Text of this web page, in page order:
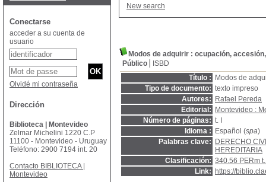
New search
Modos de adquirir : ocupación,
Público
ISBD
Título :
Modos de
Tipo de documento: texto impreso
Autores:
Rafael Pereda
Editorial:
Montevideo :
Número de páginas: t. I
Idioma :
Español (spa)
Palabras clave:
DERECHO
HEREDITARIA
Clasificación: 340.56 PERm
Link:
https://
Conectarse
acceder a su cuenta de
usuario
Olvidé mi contraseña
Dirección
Biblioteca | Montevideo
Zelmar Michelini 1220 C.P
11100 - Montevideo - Uruguay
Teléfono: 2900 7194 int. 20
Contacto BIBLIOTECA |
Montevideo